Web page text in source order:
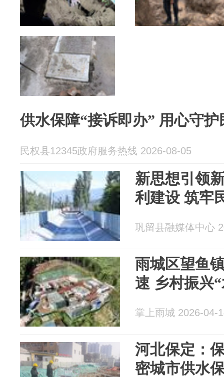
供水保障“接诉即办
民权县12345政府服务热线 2026-08-05
新思想引领
利建设 筑牢
巩留县融媒体中心
雨城区望鱼
速 乡村振兴
掌上雨城 2026-04-
河北保定：
密城市供水